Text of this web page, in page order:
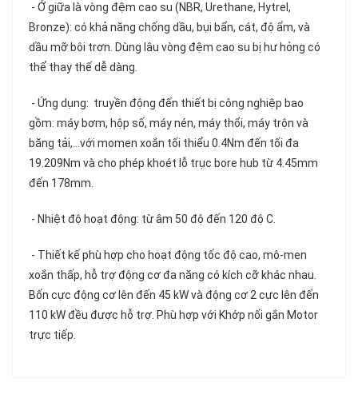
- Ở giữa là vòng đệm cao su (NBR, Urethane, Hytrel,
Bronze): có khả năng chống dầu, bụi bẩn, cát, độ ẩm, và
dầu mỡ bôi trơn. Dùng lâu vòng đệm cao su bị hư hỏng có
thể thay thế dễ dàng.
- Ứng dụng: truyền động đến thiết bị công nghiệp bao
gồm: máy bơm, hộp số, máy nén, máy thổi, máy trộn và
băng tải,...với momen xoắn tối thiểu 0.4Nm đến tối đa
19.209Nm và cho phép khoét lỗ trục bore hub từ 4.45mm
đến 178mm.
- Nhiệt độ hoạt động: từ âm 50 độ đến 120 độ C.
- Thiết kế phù hợp cho hoạt động tốc độ cao, mô-men
xoắn thấp, hỗ trợ động cơ đa năng có kích cỡ khác nhau.
Bốn cực động cơ lên đến 45 kW và động cơ 2 cực lên đến
110 kW đều được hỗ trợ. Phù hợp với Khớp nối gắn Motor
trực tiếp.